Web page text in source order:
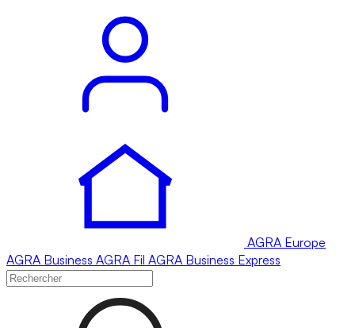
AGRA Europe
AGRA Business AGRA Fil AGRA Business Express